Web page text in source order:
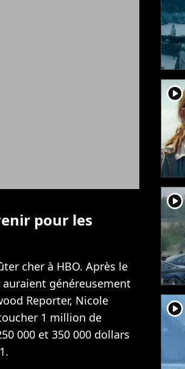
pour les
cher à HBO. Après le
auraient généreusement
Reporter, Nicole
1 million de
000 et 350 000 dollars
player2
player2
player2